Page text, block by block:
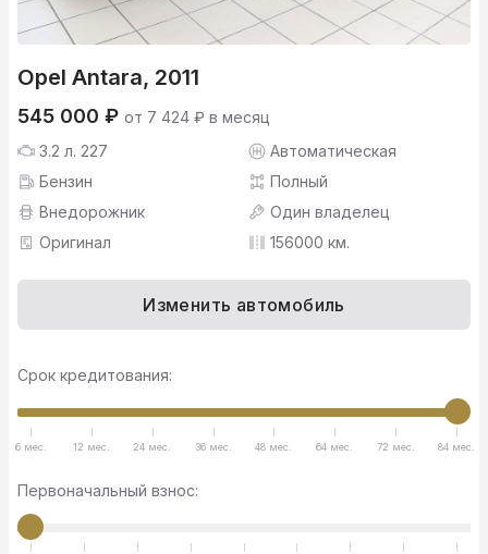
Opel Antara, 2011
545 000 ₽ от 7 424 ₽ в месяц
3.2 л. 227
Автоматическая
Бензин
Полный
Внедорожник
Один владелец
Оригинал
156000 км.
Изменить автомобиль
Срок кредитования:
6 мес. 12 мес. 24 мес. 36 мес. 48 мес. 64 мес. 72 мес. 84 мес.
Первоначальный взнос: